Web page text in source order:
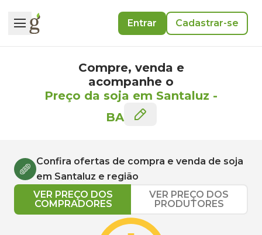
Entrar Cadastrar-se
Compre, venda e
acompanhe o
Preço da soja em Santaluz -
BA
Confira ofertas de compra e venda de soja
em Santaluz e região
VER PREÇO DOS
COMPRADORES
VER PREÇO DOS
PRODUTORES